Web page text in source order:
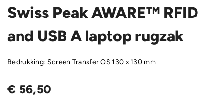
Swiss Peak AWARE™ RFID
and USB A laptop rugzak
Bedrukking: Screen Transfer OS 130 x 130 mm
€ 56,50